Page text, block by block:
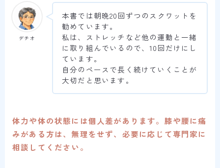
デチオ
本書では朝晩20回ずつのスクワットを
勧めています。
私は、ストレッチなど他の運動と一緒
に取り組んでいるので、10回だけにし
ています。
自分のペースで長く続けていくことが
大切だと思います。
体力や体の状態には個人差があります。膝や腰に痛
みがある方は、無理をせず、必要に応じて専門家に
相談してください。